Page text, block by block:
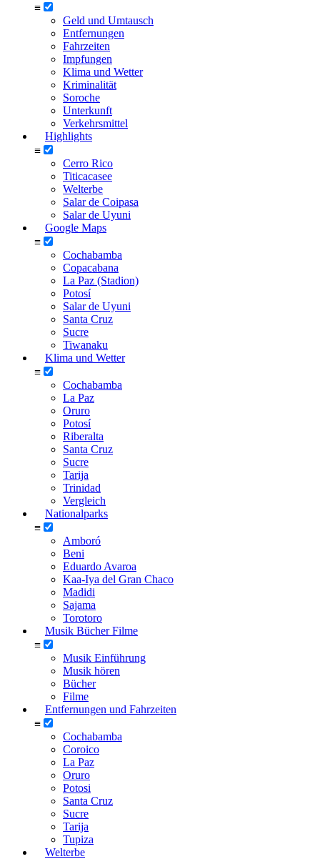
≡
Geld und Umtausch
Entfernungen
Fahrzeiten
Impfungen
Klima und Wetter
Kriminalität
Soroche
Unterkunft
Verkehrsmittel
Highlights
≡
Cerro Rico
Titicacasee
Welterbe
Salar de Coipasa
Salar de Uyuni
Google Maps
≡
Cochabamba
Copacabana
La Paz (Stadion)
Potosí
Salar de Uyuni
Santa Cruz
Sucre
Tiwanaku
Klima und Wetter
≡
Cochabamba
La Paz
Oruro
Potosí
Riberalta
Santa Cruz
Sucre
Tarija
Trinidad
Vergleich
Nationalparks
≡
Amboró
Beni
Eduardo Avaroa
Kaa-Iya del Gran Chaco
Madidi
Sajama
Torotoro
Musik Bücher Filme
≡
Musik Einführung
Musik hören
Bücher
Filme
Entfernungen und Fahrzeiten
≡
Cochabamba
Coroico
La Paz
Oruro
Potosi
Santa Cruz
Sucre
Tarija
Tupiza
Welterbe